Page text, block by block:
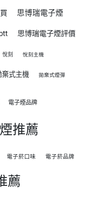
思博瑞電子煙
思博瑞電子煙評價
悅刻 悅刻主機
棄式主機 拋棄式煙彈
電子煙品牌
推薦
電子菸口味 電子菸品牌
薦